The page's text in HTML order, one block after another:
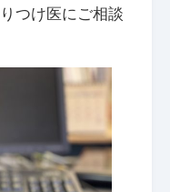
つけ医にご相談